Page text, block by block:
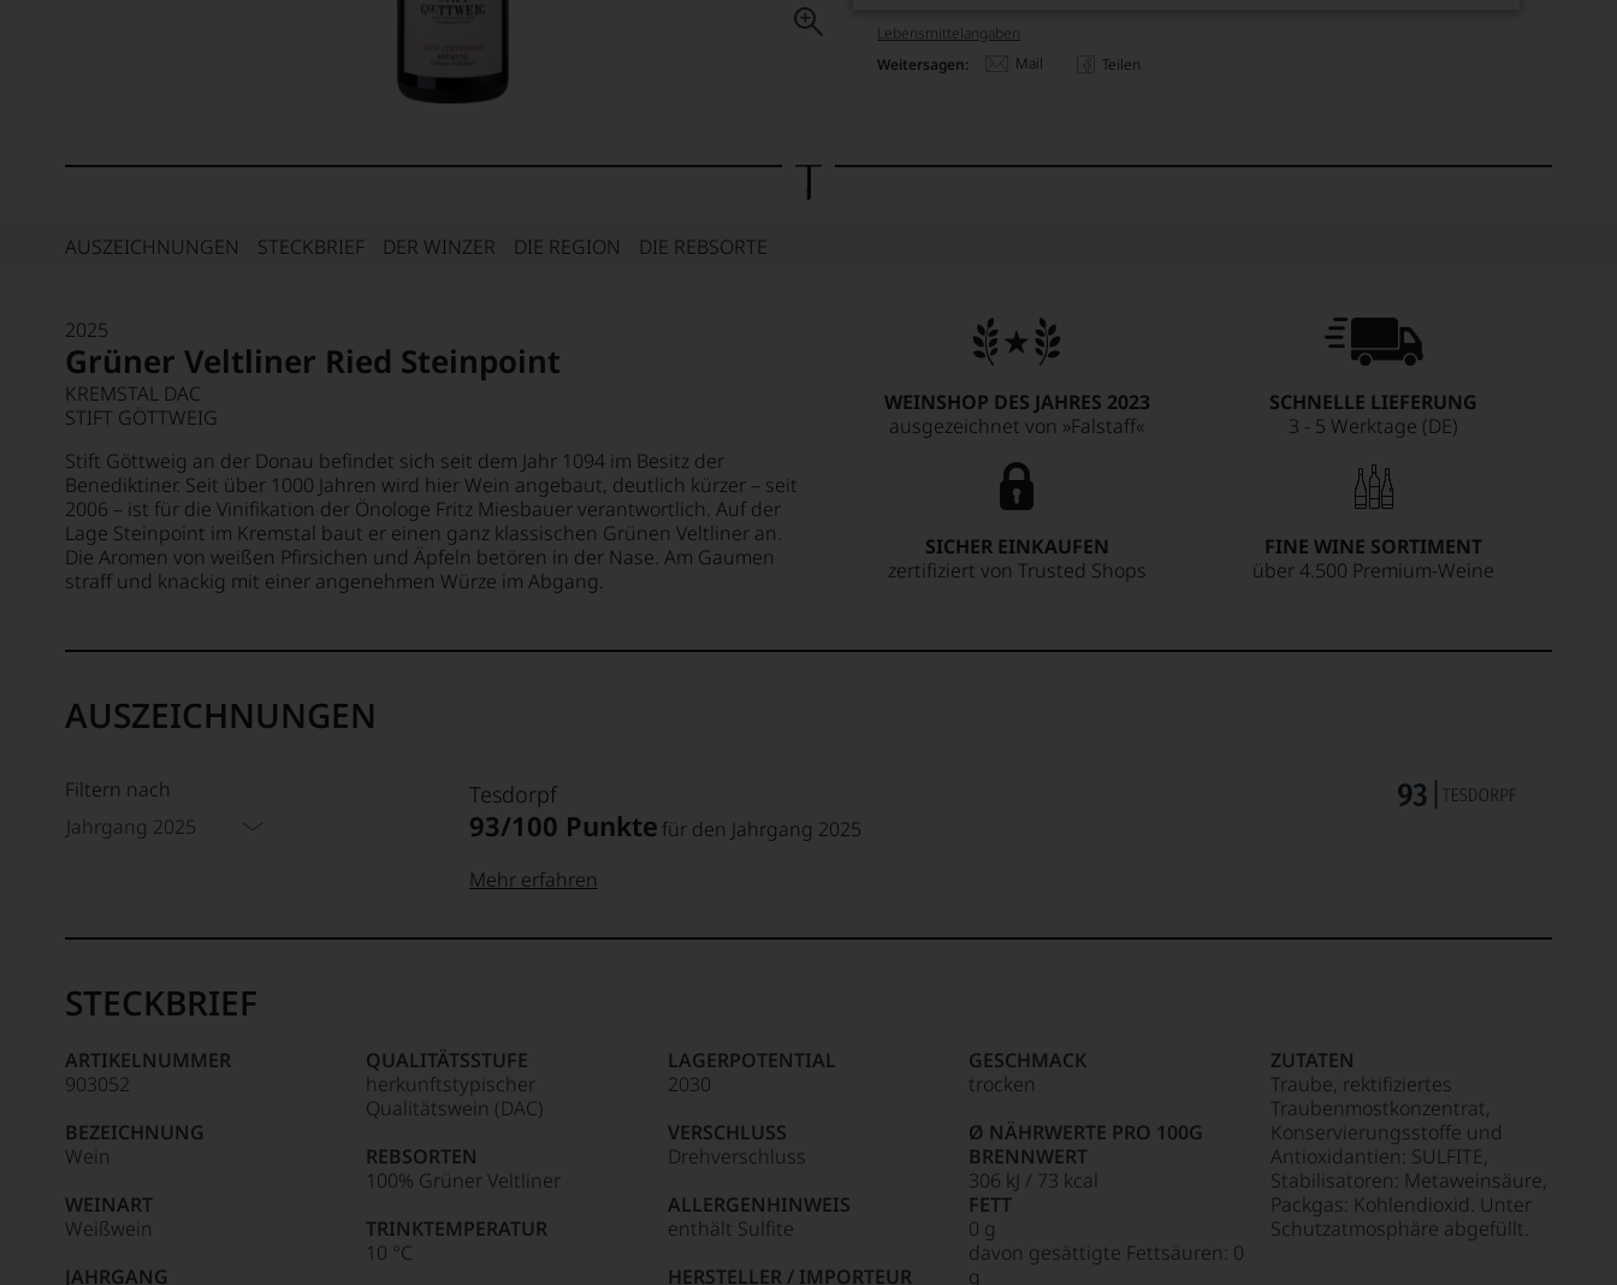
Lebensmittel­angaben
Weitersagen:
Mail Teilen
AUSZEICHNUNGEN STECKBRIEF DER WINZER DIE REGION DIE REBSORTE
2025
Grüner Veltliner Ried Steinpoint
KREMSTAL DAC
STIFT GÖTTWEIG
Stift Göttweig an der Donau befindet sich seit dem Jahr 1094 im Besitz der
Benediktiner. Seit über 1000 Jahren wird hier Wein angebaut, deutlich kürzer – seit
2006 – ist für die Vinifikation der Önologe Fritz Miesbauer verantwortlich. Auf der
Lage Steinpoint im Kremstal baut er einen ganz klassischen Grünen Veltliner an.
Die Aromen von weißen Pfirsichen und Äpfeln betören in der Nase. Am Gaumen
straff und knackig mit einer angenehmen Würze im Abgang.
WEINSHOP DES JAHRES 2023
ausgezeichnet von »Falstaff«
SCHNELLE LIEFERUNG
3 - 5 Werktage (DE)
SICHER EINKAUFEN
zertifiziert von Trusted Shops
FINE WINE SORTIMENT
über 4.500 Premium-Weine
AUSZEICHNUNGEN
Filtern nach
Jahrgang 2025
Tesdorpf
93/100 Punkte für den Jahrgang 2025
99–100 Punkte:
90–94 Punkte:
85–89 Punkte:
Tesdorpf
für
»Fine
Wine«,
für
die
edlen
Weine
Mehr erfahren
STECKBRIEF
ARTIKELNUMMER
903052
BEZEICHNUNG
Wein
WEINART
Weißwein
JAHRGANG
QUALITÄTSSTUFE
herkunftstypischer
Qualitätswein (DAC)
REBSORTEN
100% Grüner Veltliner
TRINKTEMPERATUR
10 °C
LAGERPOTENTIAL
2030
VERSCHLUSS
Drehverschluss
ALLERGENHINWEIS
enthält Sulfite
HERSTELLER / IMPORTEUR
GESCHMACK
trocken
Ø NÄHRWERTE PRO 100G
BRENNWERT
306 kJ / 73 kcal
FETT
0 g
davon gesättigte Fettsäuren: 0
g
ZUTATEN
Traube, rektifiziertes
Traubenmostkonzentrat,
Konservierungsstoffe und
Antioxidantien: SULFITE,
Stabilisatoren: Metaweinsäure,
Packgas: Kohlendioxid. Unter
Schutzatmosphäre abgefüllt.